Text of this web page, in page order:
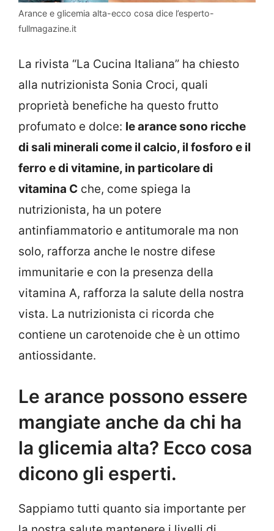
Arance e glicemia alta-ecco cosa dice l’esperto-
fullmagazine.it
La rivista “La Cucina Italiana” ha chiesto
alla nutrizionista Sonia Croci, quali
proprietà benefiche ha questo frutto
profumato e dolce: le arance sono ricche
di sali minerali come il calcio, il fosforo e il
ferro e di vitamine, in particolare di
vitamina C che, come spiega la
nutrizionista, ha un potere
antinfiammatorio e antitumorale ma non
solo, rafforza anche le nostre difese
immunitarie e con la presenza della
vitamina A, rafforza la salute della nostra
vista. La nutrizionista ci ricorda che
contiene un carotenoide che è un ottimo
antiossidante.
Le arance possono essere
mangiate anche da chi ha
la glicemia alta? Ecco cosa
dicono gli esperti.
Sappiamo tutti quanto sia importante per